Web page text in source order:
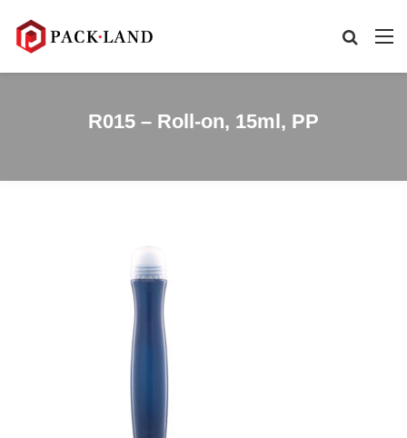
R015 – Roll-on, 15ml, PP